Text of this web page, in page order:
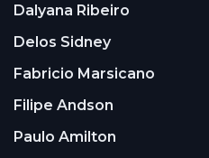
Dalyana Ribeiro
Delos Sidney
Fabricio Marsicano
Filipe Andson
Paulo Amilton